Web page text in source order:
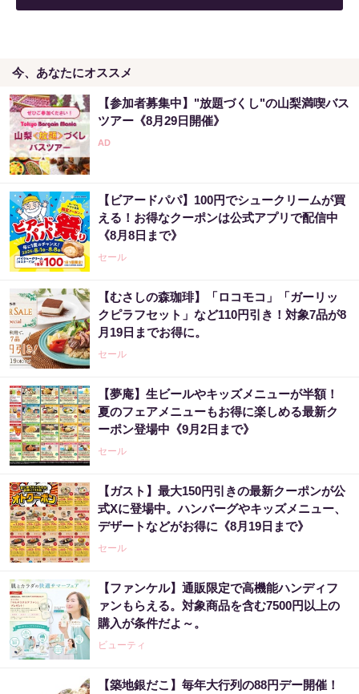
今、あなたにオススメ
【参加者募集中】"放題づくし"の山梨満喫バス
ツアー《8月29日開催》
【ビアードパパ】100円でシュークリームが買
える！お得なクーポンは公式アプリで配信中
《8月8日まで》
セール
【むさしの森珈琲】「ロコモコ」「ガーリッ
クピラフセット」など110円引き！対象7品が8
月19日までお得に。
セール
【夢庵】生ビールやキッズメニューが半額！
夏のフェアメニューもお得に楽しめる最新ク
ーポン登場中《9月2日まで》
セール
【ガスト】最大150円引きの最新クーポンが公
式Xに登場中。ハンバーグやキッズメニュー、
デザートなどがお得に《8月19日まで》
セール
【ファンケル】通販限定で高機能ハンディフ
ァンもらえる。対象商品を含む7500円以上の
購入が条件だよ～。
ビューティ
【築地銀だこ】毎年大行列の88円デー開催！